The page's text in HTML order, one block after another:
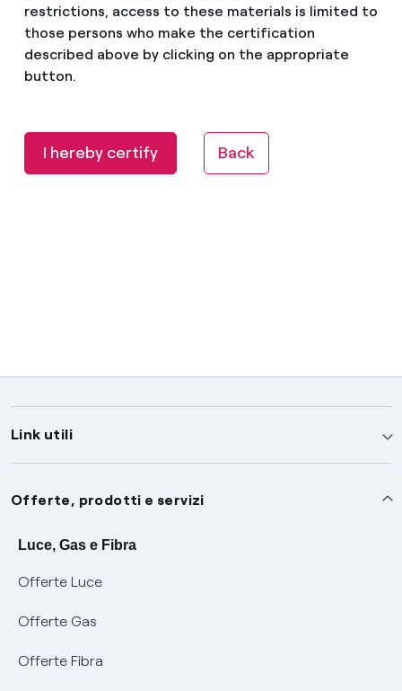
restrictions, access to these materials is limited to
those persons who make the certification
described above by clicking on the appropriate
button.
I hereby certify Back
Link utili
Assistenza
Avvisi
SOS luce e gas
Conciliazioni e risoluzione delle controversie
Negoziazione paritetica
Servizi
Offerte, prodotti e servizi
Luce, Gas e Fibra
Offerte Luce
Offerte Gas
Offerte Fibra